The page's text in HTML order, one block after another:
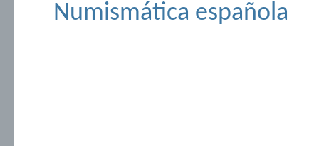
Numismática española